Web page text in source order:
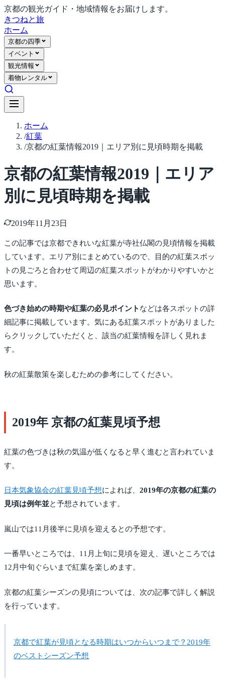
京都の観光ガイド・地域情報をお届けします。
きつねと旅
ホーム
京都の四季
イベント
観光情報
着物レンタル
ホーム
/紅葉
/京都の紅葉情報2019｜エリア別に見頃時期を掲載
京都の紅葉情報2019｜エリア
別に見頃時期を掲載
2019年11月23日
この記事では京都できれいな紅葉が寺社仏閣の見頃情報を掲載
しています。エリア別にまとめているので、目的の紅葉スポッ
トの見ごろと合わせて周辺の紅葉スポットがわかりやすいかと
思います。
色づき始めの時期や紅葉の必見ポイント などは各スポットの詳
細記事に掲載しています。気にある紅葉スポットがありました
らクリックしていただくと、該当の紅葉情報を詳しく見れま
す。
秋の紅葉散策を楽しむための参考にしてください。
2019年 京都の紅葉見頃予想
紅葉の色づきは秋の気温が低くなると早く進むと言われていま
す。
日本気象協会の紅葉見頃予想によれば、 2019年の京都の紅葉の
見頃は例年並と予想されています。
嵐山では11月後半に見頃を迎えるとの予想です。
一番早いところでは、11月上旬に見頃を迎え、遅いところでは
12月中旬ぐらいまで紅葉を楽しめます。
京都の紅葉シーズンの見頃については、次の記事で詳しく解説
を行っています。
京都で紅葉が見頃となる時期はいつからいつまで？2019年
のベストシーズン予想